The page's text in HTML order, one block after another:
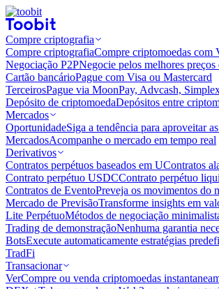
Compre criptografia
Compre criptografiaCompre criptomoedas com
Negociação P2PNegocie pelos melhores
Cartão bancárioPague com Visa ou Mastercard
TerceirosPague via MoonPay, Advcash,
Depósito de criptomoedaDepósitos entre
Mercados
OportunidadeSiga a tendência para aproveitar
MercadosAcompanhe o mercado em tempo real
Derivativos
Contratos perpétuos baseados em UContratos
Contrato perpétuo USDCContrato perpétuo
Contratos de EventoPreveja os movimentos do
Mercado de PrevisãoTransforme insights em
Lite PerpétuoMétodos de negociação
Trading de demonstraçãoNenhuma garantia
BotsExecute automaticamente estratégias
TradFi
Transacionar
VerCompre ou venda criptomoedas